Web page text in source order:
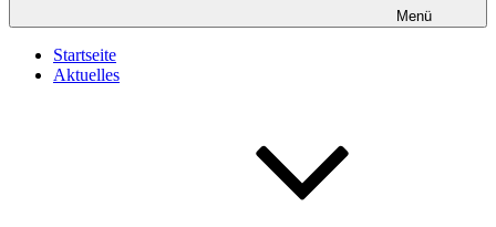
Menü
Startseite
Aktuelles